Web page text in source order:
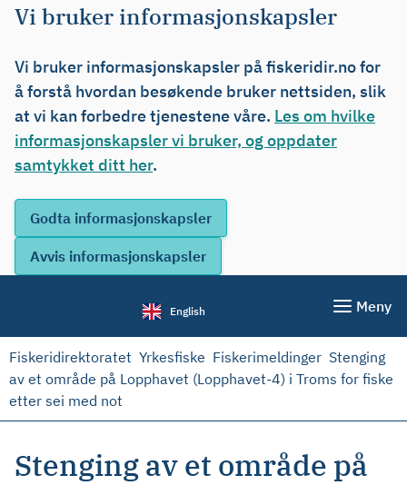
Vi bruker informasjonskapsler
Vi bruker informasjonskapsler på fiskeridir.no for
å forstå hvordan besøkende bruker nettsiden, slik
at vi kan forbedre tjenestene våre. Les om hvilke
informasjonskapsler vi bruker, og oppdater
samtykket ditt her.
English Meny
Fiskeridirektoratet Yrkesfiske Fiskerimeldinger Stenging
av et område på Lopphavet (Lopphavet-4) i Troms for fiske
etter sei med not
Stenging av et område på